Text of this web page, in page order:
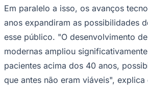
Em paralelo a isso, os avanços
anos expandiram as possibilidades
esse público. "O desenvolvimento
modernas ampliou
pacientes acima dos 40 anos,
que antes não eram viáveis", explica